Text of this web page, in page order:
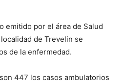
emitido por el área de Salud
de Trevelin se
de la enfermedad.
447 los casos ambulatorios